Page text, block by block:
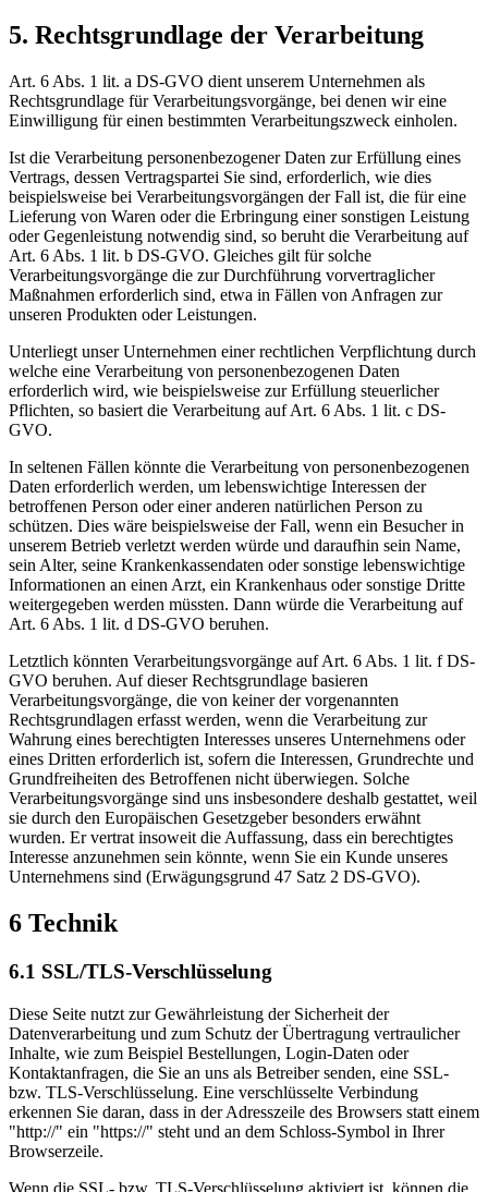
5. Rechtsgrundlage der Verarbeitung
Art. 6 Abs. 1 lit. a DS-GVO dient unserem Unternehmen als
Rechtsgrundlage für Verarbeitungsvorgänge, bei denen wir eine
Einwilligung für einen bestimmten Verarbeitungszweck einholen.
Ist die Verarbeitung personenbezogener Daten zur Erfüllung eines
Vertrags, dessen Vertragspartei Sie sind, erforderlich, wie dies
beispielsweise bei Verarbeitungsvorgängen der Fall ist, die für eine
Lieferung von Waren oder die Erbringung einer sonstigen Leistung
oder Gegenleistung notwendig sind, so beruht die Verarbeitung auf
Art. 6 Abs. 1 lit. b DS-GVO. Gleiches gilt für solche
Verarbeitungsvorgänge die zur Durchführung vorvertraglicher
Maßnahmen erforderlich sind, etwa in Fällen von Anfragen zur
unseren Produkten oder Leistungen.
Unterliegt unser Unternehmen einer rechtlichen Verpflichtung durch
welche eine Verarbeitung von personenbezogenen Daten
erforderlich wird, wie beispielsweise zur Erfüllung steuerlicher
Pflichten, so basiert die Verarbeitung auf Art. 6 Abs. 1 lit. c DS-
GVO.
In seltenen Fällen könnte die Verarbeitung von personenbezogenen
Daten erforderlich werden, um lebenswichtige Interessen der
betroffenen Person oder einer anderen natürlichen Person zu
schützen. Dies wäre beispielsweise der Fall, wenn ein Besucher in
unserem Betrieb verletzt werden würde und daraufhin sein Name,
sein Alter, seine Krankenkassendaten oder sonstige lebenswichtige
Informationen an einen Arzt, ein Krankenhaus oder sonstige Dritte
weitergegeben werden müssten. Dann würde die Verarbeitung auf
Art. 6 Abs. 1 lit. d DS-GVO beruhen.
Letztlich könnten Verarbeitungsvorgänge auf Art. 6 Abs. 1 lit. f DS-
GVO beruhen. Auf dieser Rechtsgrundlage basieren
Verarbeitungsvorgänge, die von keiner der vorgenannten
Rechtsgrundlagen erfasst werden, wenn die Verarbeitung zur
Wahrung eines berechtigten Interesses unseres Unternehmens oder
eines Dritten erforderlich ist, sofern die Interessen, Grundrechte und
Grundfreiheiten des Betroffenen nicht überwiegen. Solche
Verarbeitungsvorgänge sind uns insbesondere deshalb gestattet, weil
sie durch den Europäischen Gesetzgeber besonders erwähnt
wurden. Er vertrat insoweit die Auffassung, dass ein berechtigtes
Interesse anzunehmen sein könnte, wenn Sie ein Kunde unseres
Unternehmens sind (Erwägungsgrund 47 Satz 2 DS-GVO).
6 Technik
6.1 SSL/TLS-Verschlüsselung
Diese Seite nutzt zur Gewährleistung der Sicherheit der
Datenverarbeitung und zum Schutz der Übertragung vertraulicher
Inhalte, wie zum Beispiel Bestellungen, Login-Daten oder
Kontaktanfragen, die Sie an uns als Betreiber senden, eine SSL-
bzw. TLS-Verschlüsselung. Eine verschlüsselte Verbindung
erkennen Sie daran, dass in der Adresszeile des Browsers statt einem
"http://" ein "https://" steht und an dem Schloss-Symbol in Ihrer
Browserzeile.
Wenn die SSL- bzw. TLS-Verschlüsselung aktiviert ist, können die